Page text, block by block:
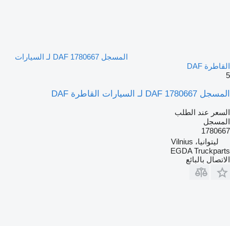
المسجل DAF 1780667 لـ السيارات
القاطرة DAF
5
المسجل DAF 1780667 لـ السيارات القاطرة DAF
السعر عند الطلب
المسجل
1780667
ليتوانيا، Vilnius
EGDA Truckparts
الاتصال بالبائع